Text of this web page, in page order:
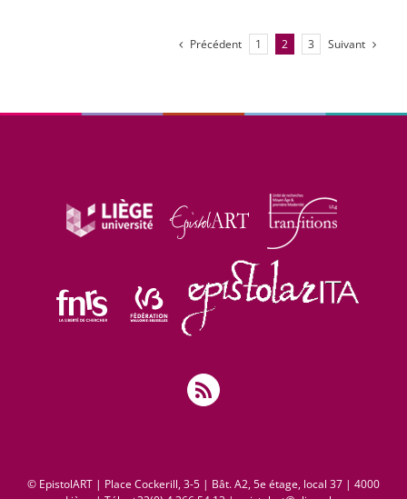
Précédent 1 2 3 Suivant
© EpistolART | Place Cockerill, 3-5 | Bât. A2, 5e étage, local 37 | 4000